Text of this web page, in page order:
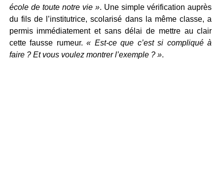
école de toute notre vie ». Une simple vérification auprès
du fils de l’institutrice, scolarisé dans la même classe, a
permis immédiatement et sans délai de mettre au clair
cette fausse rumeur.« Est-ce que c’est si compliqué à
faire ? Et vous voulez montrer l’exemple ? ».